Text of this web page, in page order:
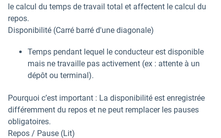
le calcul du temps de travail total et affectent le calcul du
repos.
Disponibilité (Carré barré d'une diagonale)
Temps pendant lequel le conducteur est disponible
mais ne travaille pas activement (ex : attente à un
dépôt ou terminal).
Pourquoi c’est important : La disponibilité est enregistrée
différemment du repos et ne peut remplacer les pauses
obligatoires.
Repos / Pause (Lit)